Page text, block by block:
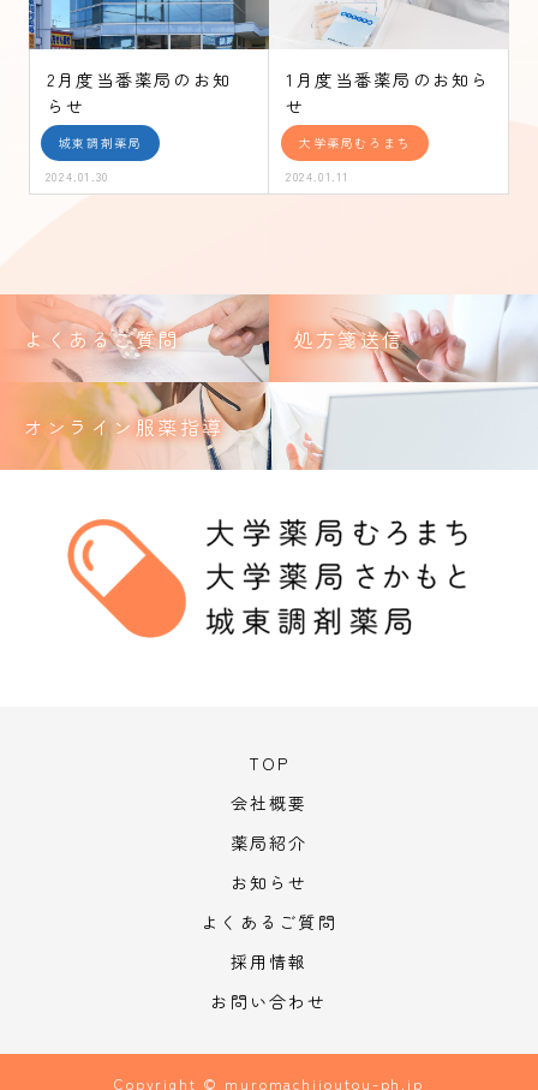
城東調剤薬局
2月度当番薬局のお知
らせ
2024.01.30
大学薬局むろまち
1月度当番薬局のお知ら
せ
2024.01.11
よくあるご質問 処方箋送信
オンライン服薬指導
TOP
会社概要
薬局紹介
お知らせ
よくあるご質問
採用情報
お問い合わせ
Copyright © muromachijoutou-ph.jp